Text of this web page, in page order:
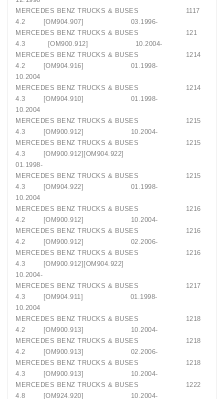
MERCEDES BENZ TRUCKS & BUSES 1117
4.2 [OM904.907] 03.1996-
MERCEDES BENZ TRUCKS & BUSES 121
4.3 [OM900.912] 10.2004-
MERCEDES BENZ TRUCKS & BUSES 1214
4.2 [OM904.916] 01.1998-
10.2004
MERCEDES BENZ TRUCKS & BUSES 1214
4.3 [OM904.910] 01.1998-
10.2004
MERCEDES BENZ TRUCKS & BUSES 1215
4.3 [OM900.912] 10.2004-
MERCEDES BENZ TRUCKS & BUSES 1215
4.3 [OM900.912][OM904.922]
01.1998-
MERCEDES BENZ TRUCKS & BUSES 1215
4.3 [OM904.922] 01.1998-
10.2004
MERCEDES BENZ TRUCKS & BUSES 1216
4.2 [OM900.912] 10.2004-
MERCEDES BENZ TRUCKS & BUSES 1216
4.2 [OM900.912] 02.2006-
MERCEDES BENZ TRUCKS & BUSES 1216
4.3 [OM900.912][OM904.922]
10.2004-
MERCEDES BENZ TRUCKS & BUSES 1217
4.3 [OM904.911] 01.1998-
10.2004
MERCEDES BENZ TRUCKS & BUSES 1218
4.2 [OM900.913] 10.2004-
MERCEDES BENZ TRUCKS & BUSES 1218
4.2 [OM900.913] 02.2006-
MERCEDES BENZ TRUCKS & BUSES 1218
4.3 [OM900.913] 10.2004-
MERCEDES BENZ TRUCKS & BUSES 1222
4.8 [OM924.920] 10.2004-